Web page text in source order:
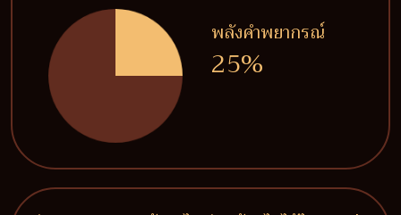
พลังคำพยากรณ์
25%